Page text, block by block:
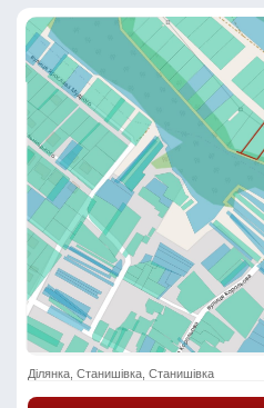
Ділянка, Станишівка, Станишівка